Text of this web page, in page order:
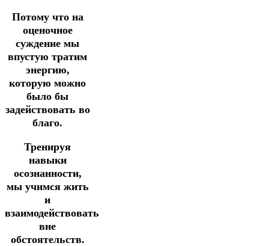
Потому что на
оценочное
суждение мы
впустую тратим
энергию,
которую можно
было бы
задействовать во
благо.
Тренируя
навыки
осознанности,
мы учимся жить
и
взаимодействовать
вне
обстоятельств.